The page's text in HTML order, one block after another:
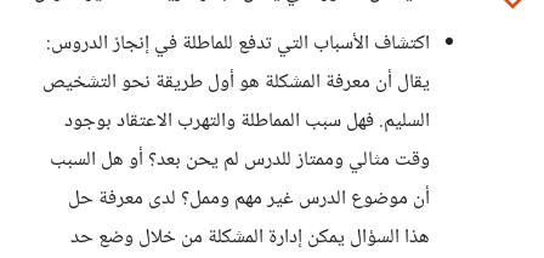
اكتشاف الأسباب التي تدفع للماطلة في إنجاز الدروس:
يقال أن معرفة المشكلة هو أول طريقة نحو التشخيص
السليم. فهل سبب المماطلة والتهرب الاعتقاد بوجود
وقت مثالي وممتاز للدرس لم يحن بعد؟ أو هل السبب
أن موضوع الدرس غير مهم وممل؟ لدى معرفة حل
هذا السؤال يمكن إدارة المشكلة من خلال وضع حد